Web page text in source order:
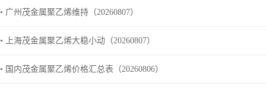
• 广州茂金属聚乙烯维持（20260807）
• 上海茂金属聚乙烯大稳小动（20260807）
• 国内茂金属聚乙烯价格汇总表（20260806）